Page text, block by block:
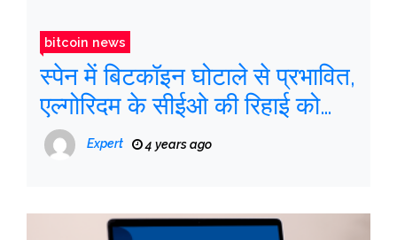
bitcoin news
स्पेन में बिटकॉइन घोटाले से प्रभावित,
एल्गोरिदम के सीईओ की रिहाई को
खारिज कर दिया
Expert 4 years ago